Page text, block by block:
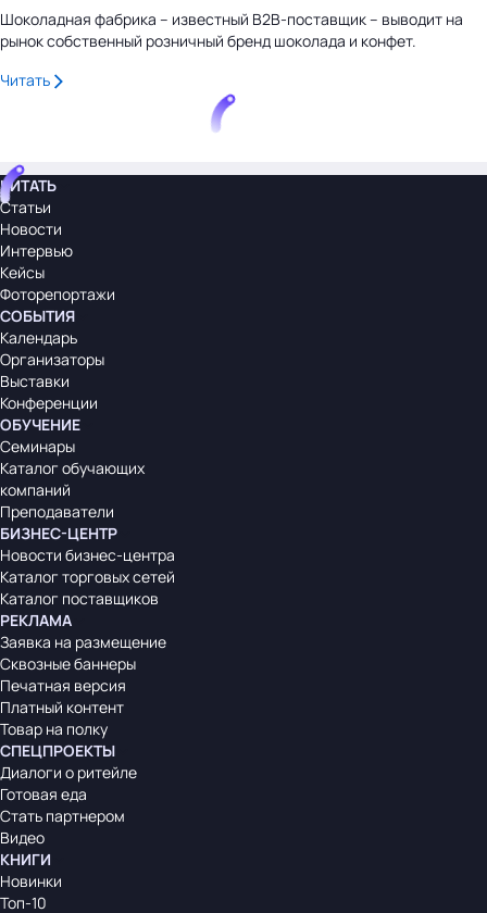
Шоколадная фабрика – известный B2B-поставщик – выводит на
рынок собственный розничный бренд шоколада и конфет.
Читать
ЧИТАТЬ
Статьи
Новости
Интервью
Кейсы
Фоторепортажи
СОБЫТИЯ
Календарь
Организаторы
Выставки
Конференции
ОБУЧЕНИЕ
Семинары
Каталог обучающих
компаний
Преподаватели
БИЗНЕС-ЦЕНТР
Новости бизнес-центра
Каталог торговых сетей
Каталог поставщиков
РЕКЛАМА
Заявка на размещение
Сквозные баннеры
Печатная версия
Платный контент
Товар на полку
СПЕЦПРОЕКТЫ
Диалоги о ритейле
Готовая еда
Стать партнером
Видео
КНИГИ
Новинки
Топ-10